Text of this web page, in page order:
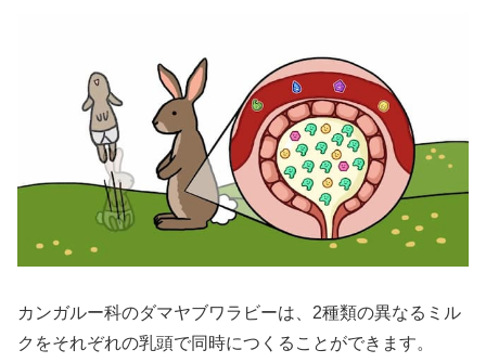
カンガルー科のダマヤブワラビーは、2種類の異なるミル
クをそれぞれの乳頭で同時につくることができます。